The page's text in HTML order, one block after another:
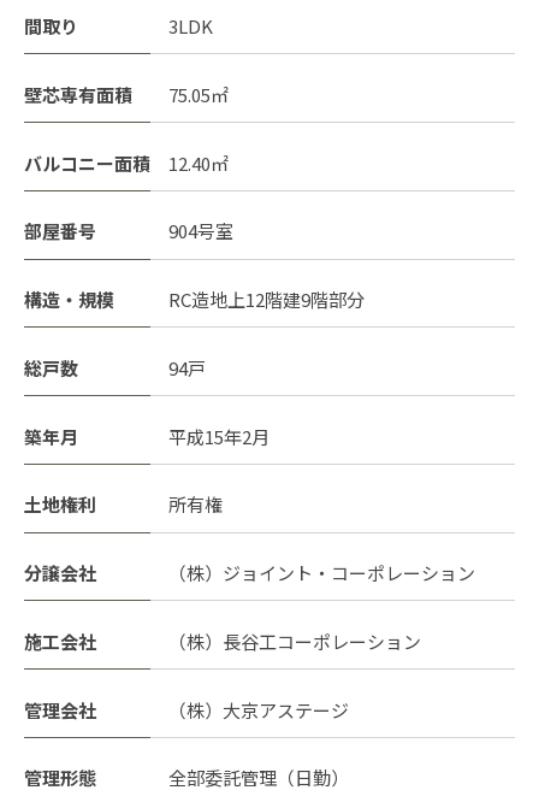
間取り 3LDK
壁芯専有面積 75.05㎡
バルコニー面積 12.40㎡
部屋番号 904号室
構造・規模 RC造地上12階建9階部分
総戸数 94戸
築年月 平成15年2月
土地権利 所有権
分譲会社 （株）ジョイント・コーポレーション
施工会社 （株）長谷工コーポレーション
管理会社 （株）大京アステージ
管理形態 全部委託管理（日勤）